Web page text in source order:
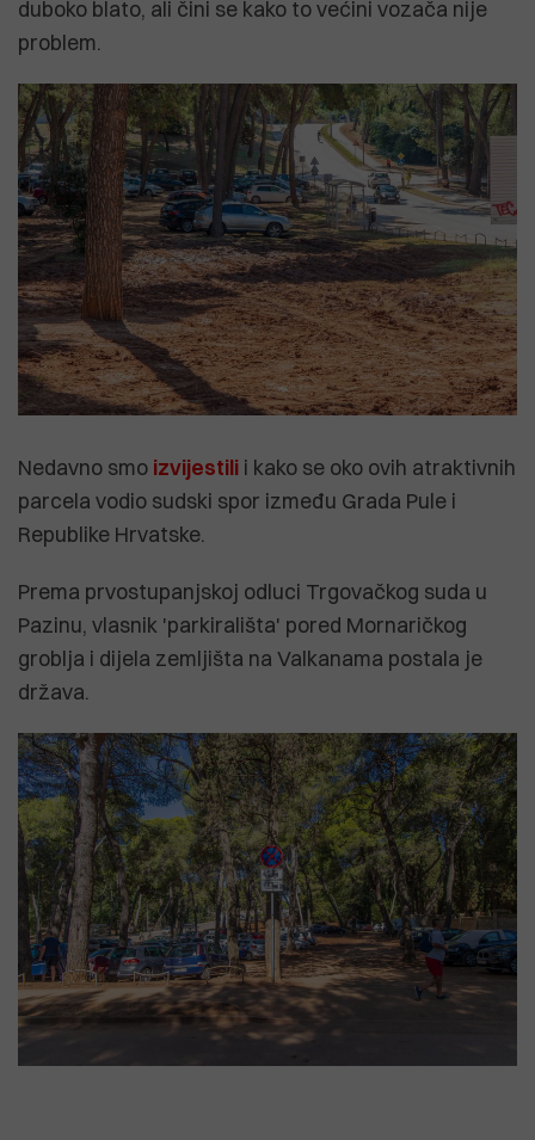
duboko blato, ali čini se kako to većini vozača nije
problem.
Nedavno smo izvijestili i kako se oko ovih atraktivnih
parcela vodio sudski spor između Grada Pule i
Republike Hrvatske.
Prema prvostupanjskoj odluci Trgovačkog suda u
Pazinu, vlasnik 'parkirališta' pored Mornaričkog
groblja i dijela zemljišta na Valkanama postala je
država.